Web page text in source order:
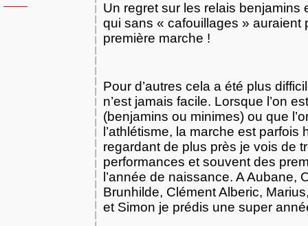
Un regret sur les relais benjamins
qui sans « cafouillages » auraient
première marche !
Pour d’autres cela a été plus
n’est jamais facile. Lorsque l’on
(benjamins ou minimes) ou que
l’athlétisme, la marche est parfois
regardant de plus près je vois de
performances et souvent des
l’année de naissance. A Aubane,
Brunhilde, Clément Alberic,
et Simon je prédis une super